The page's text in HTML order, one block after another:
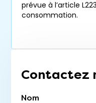
prévue à l’article
consommation.
Contactez
Nom